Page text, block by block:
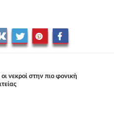
νεκροί στην πιο φονική